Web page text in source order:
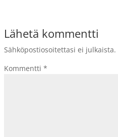
Lähetä kommentti
Sähköpostiosoitettasi ei julkaista.
Kommentti*